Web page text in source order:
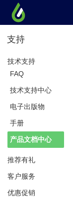
支持
技术支持
FAQ
技术支持中心
电子出版物
手册
产品文档中心
推荐有礼
客户服务
优惠促销